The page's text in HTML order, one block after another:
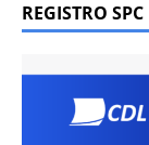
REGISTRO SPC